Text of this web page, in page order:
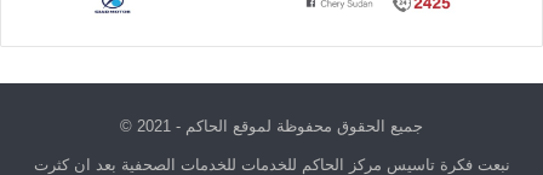
جميع الحقوق محفوظة لموقع الحاكم - 2021 ©
نبعت فكرة تاسيس مركز الحاكم للخدمات للخدمات الصحفية بعد ان كثرت